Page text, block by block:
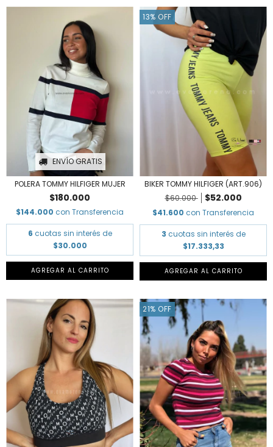
ENVÍO GRATIS
POLERA TOMMY HILFIGER MUJER
$180.000
$144.000 con Transferencia
6 cuotas sin interés de
$30.000
AGREGAR AL CARRITO
13% OFF
BIKER TOMMY HILFIGER (ART.906)
$60.000
$52.000
$41.600 con Transferencia
3 cuotas sin interés de
$17.333,33
AGREGAR AL CARRITO
21% OFF